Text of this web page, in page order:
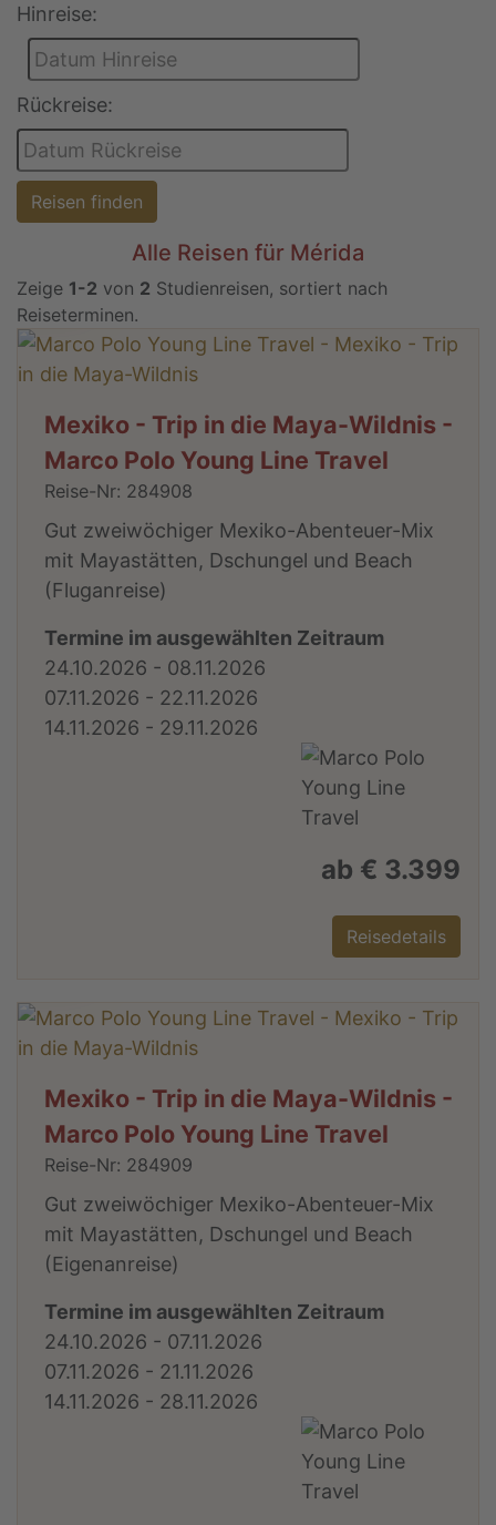
Hinreise:
Rückreise:
Reisen finden
Alle Reisen für Mérida
Zeige 1-2 von 2 Studienreisen, sortiert nach
Reiseterminen.
Mexiko - Trip in die Maya-Wildnis -
Marco Polo Young Line Travel
Reise-Nr: 284908
Gut zweiwöchiger Mexiko-Abenteuer-Mix
mit Mayastätten, Dschungel und Beach
(Fluganreise)
Termine im ausgewählten Zeitraum
24.10.2026 - 08.11.2026
07.11.2026 - 22.11.2026
14.11.2026 - 29.11.2026
ab € 3.399
Reisedetails
Mexiko - Trip in die Maya-Wildnis -
Marco Polo Young Line Travel
Reise-Nr: 284909
Gut zweiwöchiger Mexiko-Abenteuer-Mix
mit Mayastätten, Dschungel und Beach
(Eigenanreise)
Termine im ausgewählten Zeitraum
24.10.2026 - 07.11.2026
07.11.2026 - 21.11.2026
14.11.2026 - 28.11.2026